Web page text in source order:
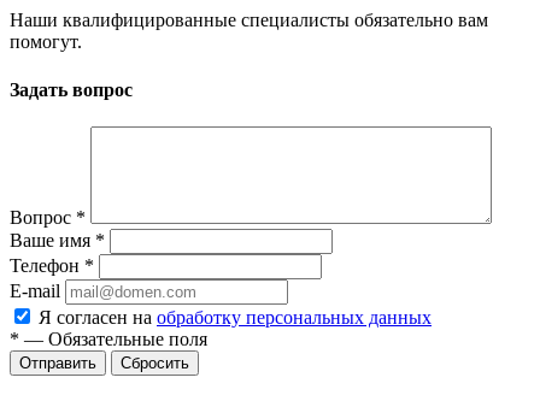
Наши квалифицированные специалисты обязательно вам
помогут.
Задать вопрос
Вопрос *
Ваше имя *
Телефон *
E-mail
Я согласен на обработку персональных данных
* — Обязательные поля
Сбросить